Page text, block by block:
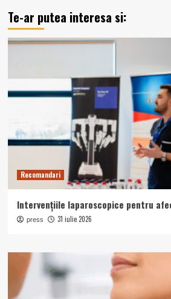
Te-ar putea interesa si:
Recomandari
Intervențiile laparoscopice pentru
press 31 iulie 2026